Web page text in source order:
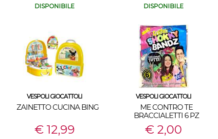
DISPONIBILE DISPONIBILE
VESPOLI GIOCATTOLI
ZAINETTO CUCINA BING
€ 12,99
VESPOLI GIOCATTOLI
ME CONTRO TE
BRACCIALETTI 6 PZ
€ 2,00